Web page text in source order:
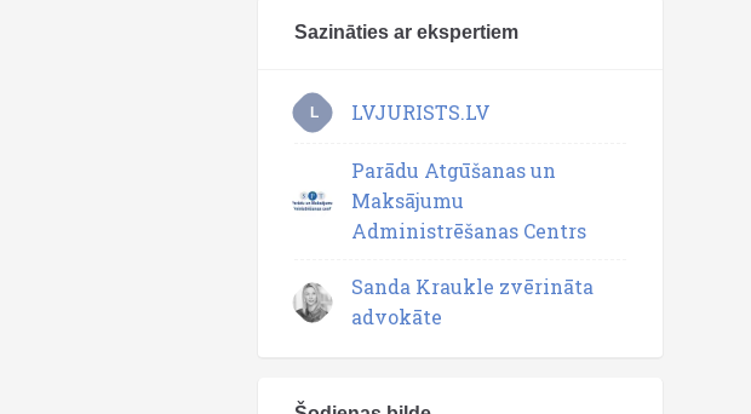
Sazināties ar ekspertiem
L LVJURISTS.LV
Parādu Atgūšanas un
Maksājumu
Administrēšanas Centrs
Sanda Kraukle zvērināta
advokāte